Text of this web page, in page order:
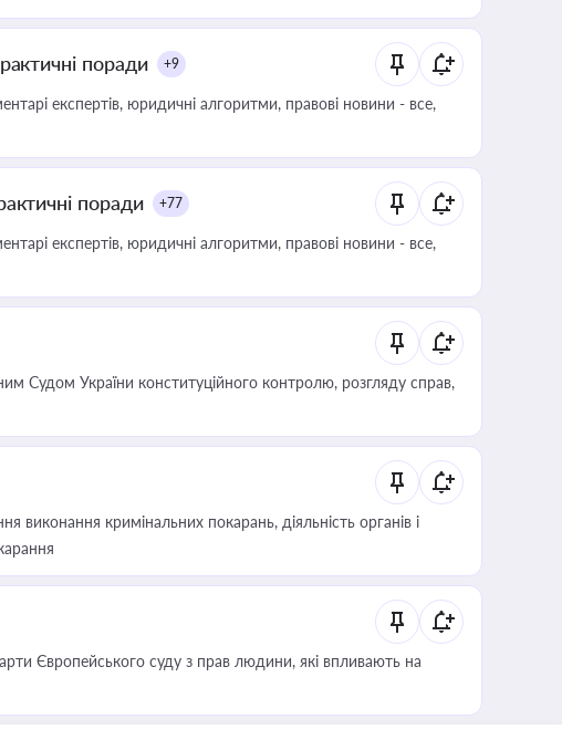
поради +9
експертів, юридичні алгоритми, правові новини - все,
поради +77
експертів, юридичні алгоритми, правові новини - все,
Судом України конституційного контролю, розгляду справ,
виконання кримінальних покарань, діяльність органів і
Європейського суду з прав людини, які впливають на